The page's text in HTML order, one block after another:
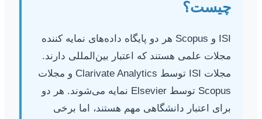
چیست؟
ISI و Scopus هر دو پایگاه داده‌های نمایه کننده
مجلات علمی هستند که اعتبار بین‌المللی دارند.
مجلات ISI توسط Clarivate Analytics و مجلات
Scopus توسط Elsevier نمایه می‌شوند. هر دو
برای اعتبار دانشگاهی مهم هستند، اما برخی